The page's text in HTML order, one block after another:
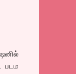
படம